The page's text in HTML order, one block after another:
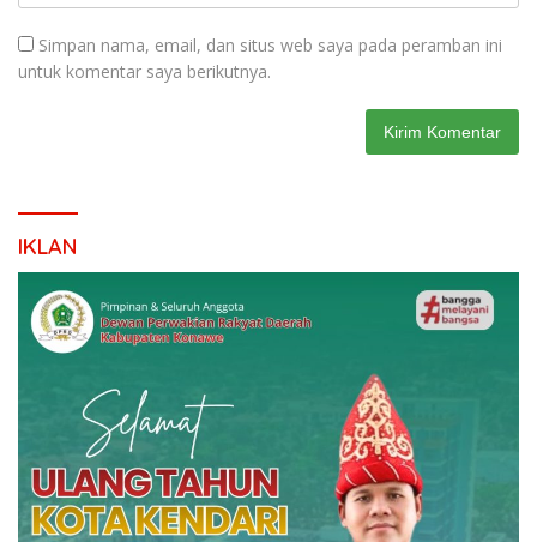
Simpan nama, email, dan situs web saya pada peramban ini
untuk komentar saya berikutnya.
IKLAN